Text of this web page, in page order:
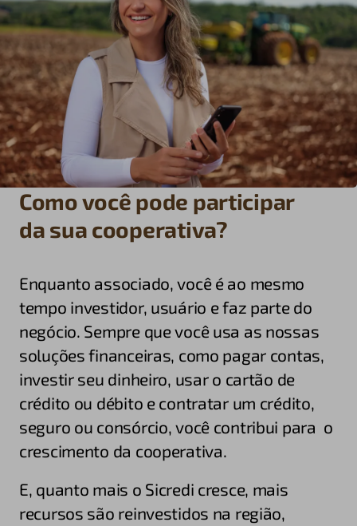
Como você pode participar
da sua cooperativa?
Enquanto associado, você é ao mesmo
tempo investidor, usuário e faz parte do
negócio. Sempre que você usa as nossas
soluções financeiras, como pagar contas,
investir seu dinheiro, usar o cartão de
crédito ou débito e contratar um crédito,
seguro ou consórcio, você contribui para o
crescimento da cooperativa.
E, quanto mais o Sicredi cresce, mais
recursos são reinvestidos na região,